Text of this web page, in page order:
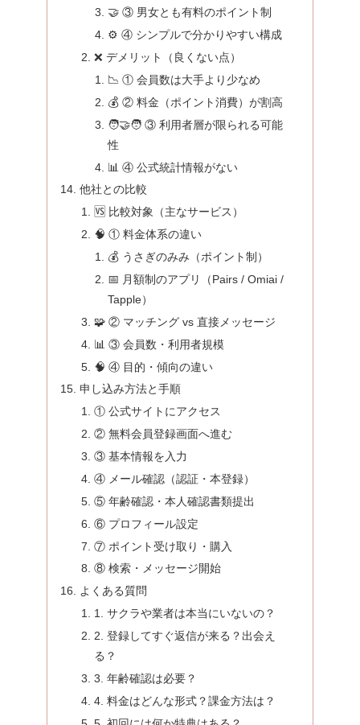
🤝 ③ 男女とも有料のポイント制
⚙️ ④ シンプルで分かりやすい構成
❌ デメリット（良くない点）
📉 ① 会員数は大手より少なめ
💰 ② 料金（ポイント消費）が割高
🧑‍🤝‍🧑 ③ 利用者層が限られる可能
性
📊 ④ 公式統計情報がない
他社との比較
🆚 比較対象（主なサービス）
🧠 ① 料金体系の違い
💰 うさぎのみみ（ポイント制）
📅 月額制のアプリ（Pairs / Omiai /
Tapple）
🧩 ② マッチング vs 直接メッセージ
📊 ③ 会員数・利用者規模
🧠 ④ 目的・傾向の違い
申し込み方法と手順
① 公式サイトにアクセス
② 無料会員登録画面へ進む
③ 基本情報を入力
④ メール確認（認証・本登録）
⑤ 年齢確認・本人確認書類提出
⑥ プロフィール設定
⑦ ポイント受け取り・購入
⑧ 検索・メッセージ開始
よくある質問
1. サクラや業者は本当にいないの？
2. 登録してすぐ返信が来る？出会え
る？
3. 年齢確認は必要？
4. 料金はどんな形式？課金方法は？